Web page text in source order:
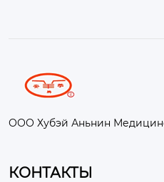
ООО Хубэй Аньнин
КОНТАКТЫ